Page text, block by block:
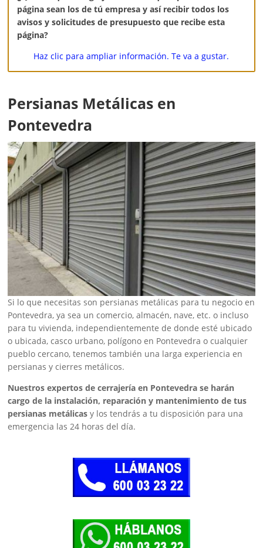
página sean los de tú empresa y así recibir todos los
avisos y solicitudes de presupuesto que recibe esta
página?
Haz clic para ampliar información. Te va a gustar.
Persianas Metálicas en
Pontevedra
Si lo que necesitas son persianas metálicas para tu negocio en
Pontevedra, ya sea un comercio, almacén, nave, etc. o incluso
para tu vivienda, independientemente de donde esté ubicado
o ubicada, casco urbano, polígono en Pontevedra o cualquier
pueblo cercano, tenemos también una larga experiencia en
persianas y cierres metálicos.
Nuestros expertos de cerrajería en Pontevedra se harán
cargo de la instalación, reparación y mantenimiento de tus
persianas metálicas y los tendrás a tu disposición para una
emergencia las 24 horas del día.